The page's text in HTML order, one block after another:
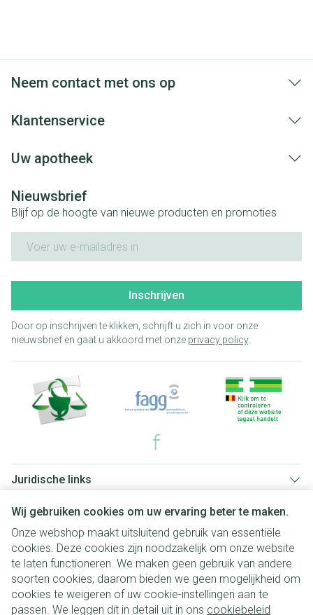
Wij gebruiken cookies om uw ervaring beter te maken.
Onze webshop maakt uitsluitend gebruik van essentiële
cookies. Deze cookies zijn noodzakelijk om onze website
te laten functioneren. We maken geen gebruik van andere
soorten cookies; daarom bieden we geen mogelijkheid om
cookies te weigeren of uw cookie-instellingen aan te
passen. We leggen dit in detail uit in ons cookiebeleid
Neem contact met ons op
Klantenservice
Uw apotheek
Nieuwsbrief
Blijf op de hoogte van nieuwe producten en promoties
Inschrijven
Door op inschrijven te klikken, schrijft u zich in voor onze
nieuwsbrief en gaat u akkoord met onze privacy policy.
Juridische links